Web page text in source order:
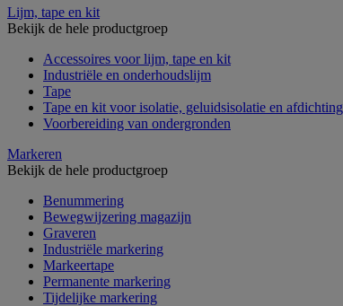
Lijm, tape en kit
Bekijk de hele productgroep
Accessoires voor lijm, tape en kit
Industriële en onderhoudslijm
Tape
Tape en kit voor isolatie, geluidsisolatie en afdichting
Voorbereiding van ondergronden
Markeren
Bekijk de hele productgroep
Benummering
Bewegwijzering magazijn
Graveren
Industriële markering
Markeertape
Permanente markering
Tijdelijke markering